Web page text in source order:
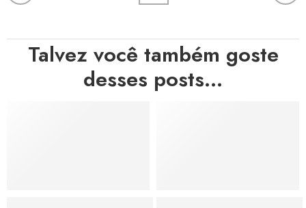
Talvez você também goste
desses posts...